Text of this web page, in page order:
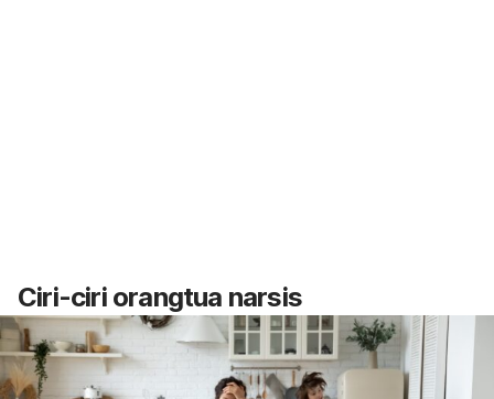
Ciri-ciri orangtua narsis